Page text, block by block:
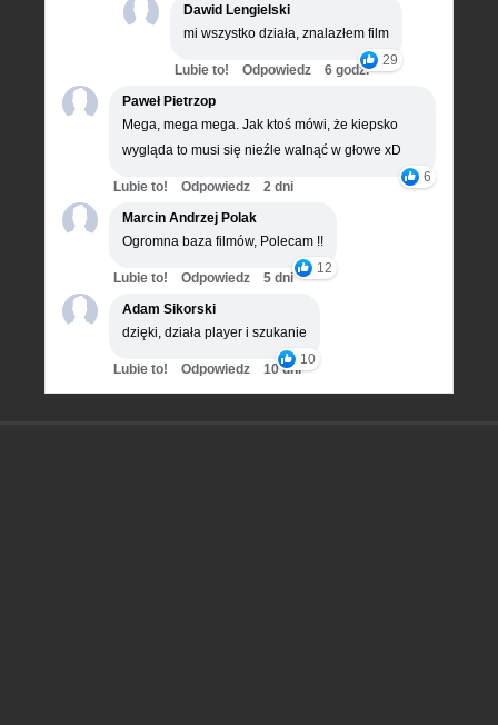
Dawid Lengielski
mi wszystko działa, znalazłem film
29
Lubie to! Odpowiedz
6 godz.
Paweł Pietrzop
Mega, mega mega. Jak ktoś mówi, że kiepsko
wygląda to musi się nieźle walnąć w głowe xD
6
Lubie to! Odpowiedz
2 dni
Marcin Andrzej Polak
Ogromna baza filmów, Polecam !!
12
Lubie to! Odpowiedz
5 dni
Adam Sikorski
dzięki, działa player i szukanie
10
Lubie to! Odpowiedz 10 dni